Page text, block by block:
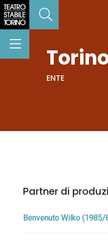
ENTE
Partner di
Benvenuto Wilko (1985/